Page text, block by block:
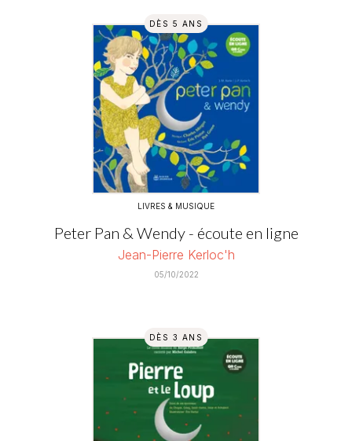
DÈS 5 ANS
LIVRES & MUSIQUE
Peter Pan & Wendy - écoute en ligne
Jean-Pierre Kerloc'h
05/10/2022
DÈS 3 ANS